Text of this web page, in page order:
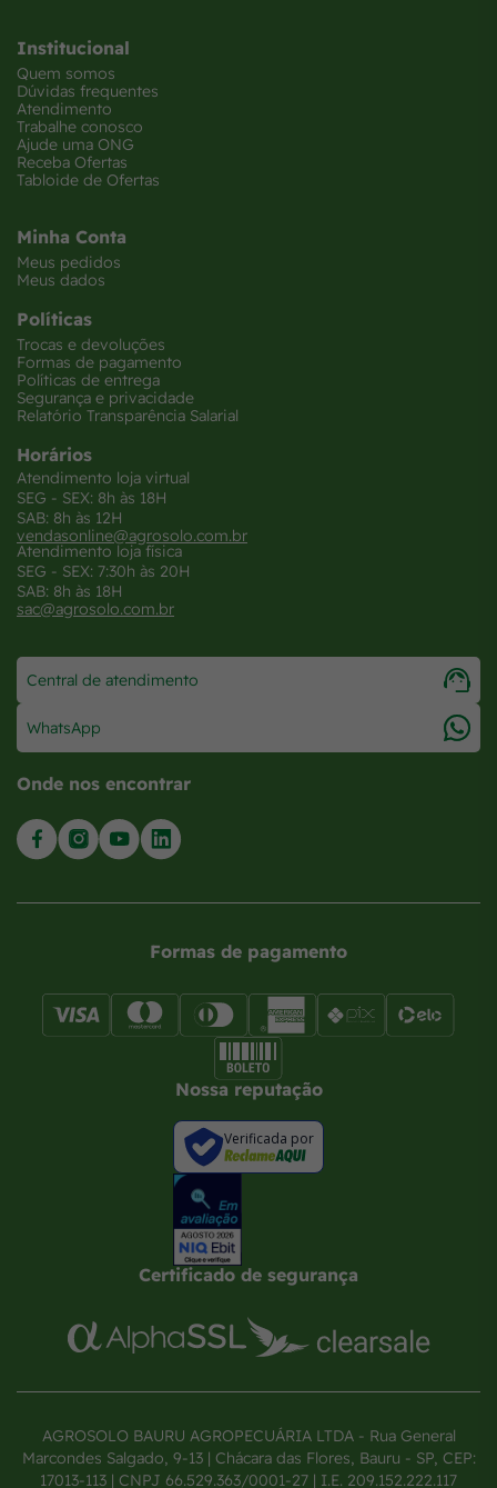
Institucional
Quem somos
Dúvidas frequentes
Atendimento
Trabalhe conosco
Ajude uma ONG
Receba Ofertas
Tabloide de Ofertas
Minha Conta
Meus pedidos
Meus dados
Políticas
Trocas e devoluções
Formas de pagamento
Políticas de entrega
Segurança e privacidade
Relatório Transparência Salarial
Horários
Atendimento loja virtual
SEG - SEX: 8h às 18H
SAB: 8h às 12H
vendasonline@agrosolo.com.br
Atendimento loja física
SEG - SEX: 7:30h às 20H
SAB: 8h às 18H
sac@agrosolo.com.br
Central de atendimento
WhatsApp
Onde nos encontrar
Formas de pagamento
Nossa reputação
Verificada por
Certificado de segurança
AGROSOLO BAURU AGROPECUÁRIA LTDA - Rua General
Marcondes Salgado, 9-13 | Chácara das Flores, Bauru - SP, CEP:
17013-113 | CNPJ 66.529.363/0001-27 | I.E. 209.152.222.117